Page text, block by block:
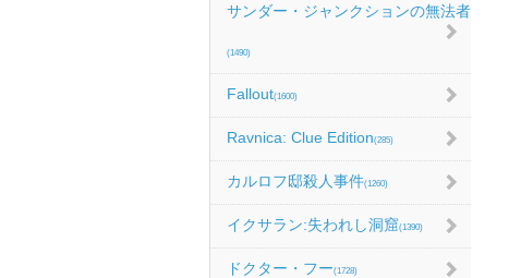
サンダー・ジャンクションの無法者
(1490)
Fallout(1600)
Ravnica: Clue Edition(285)
カルロフ邸殺人事件(1260)
イクサラン:失われし洞窟(1390)
ドクター・フー(1728)